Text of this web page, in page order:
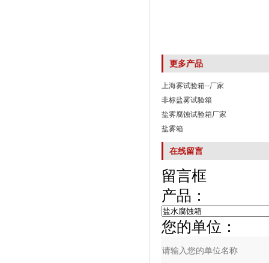
更多产品
上海雾试验箱--厂家
非标盐雾试验箱
盐雾腐蚀试验箱厂家
盐雾箱
在线留言
留言框
产品：
您的单位：